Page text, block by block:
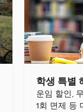
학생 특별
운임 할인,
1회 면제 등